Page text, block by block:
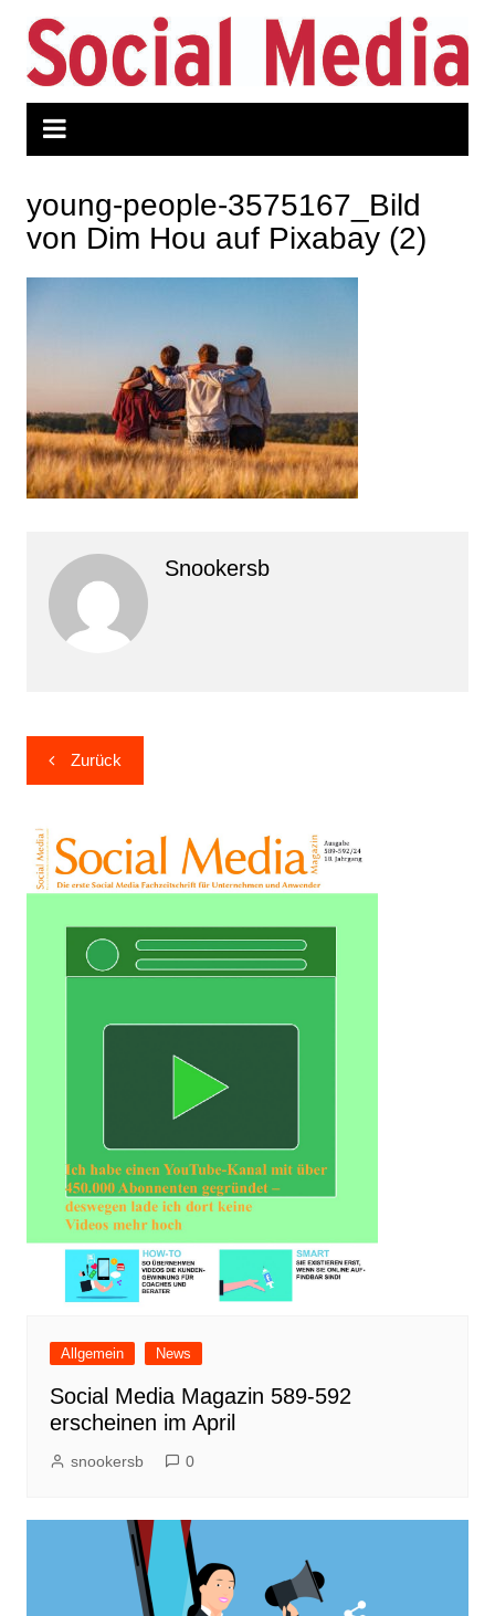
Inhalt
springen
young-people-3575167_Bild
von Dim Hou auf Pixabay (2)
Snookersb
Beitragsnavigation
Zurück
Allgemein News
Social Media Magazin 589-592
erscheinen im April
snookersb 0